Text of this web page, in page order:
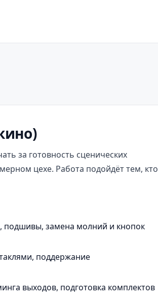
за готовность сценических
цехе. Работа подойдёт тем, кто
подшивы, замена молний и кнопок
поддержание
выходов, подготовка комплектов